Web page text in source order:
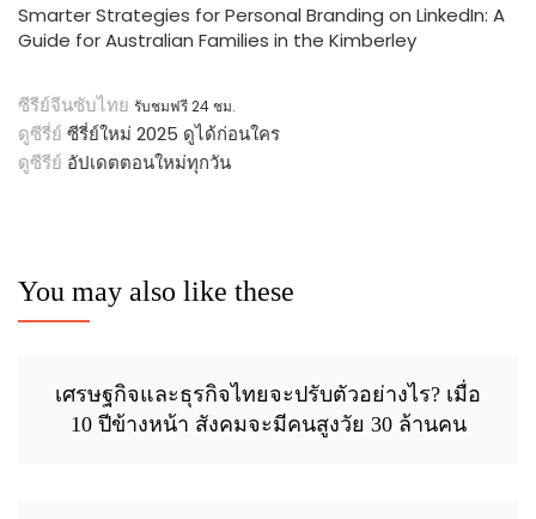
Smarter Strategies for Personal Branding on LinkedIn: A
Guide for Australian Families in the Kimberley
ซีรีย์จีนซับไทย รับชมฟรี 24 ชม.
ดูซีรี่ย์ ซีรี่ย์ใหม่ 2025 ดูได้ก่อนใคร
ดูซีรีย์ อัปเดตตอนใหม่ทุกวัน
You may also like these
เศรษฐกิจและธุรกิจไทยจะปรับตัวอย่างไร? เมื่อ
10 ปีข้างหน้า สังคมจะมีคนสูงวัย 30 ล้านคน